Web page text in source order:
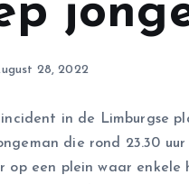
28, 2022
in de Limburgse
die rond 23.30
op een plein waar